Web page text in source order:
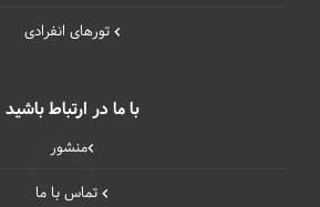
تورهای انفرادی
با ما در ارتباط باشید
منشور
تماس با ما